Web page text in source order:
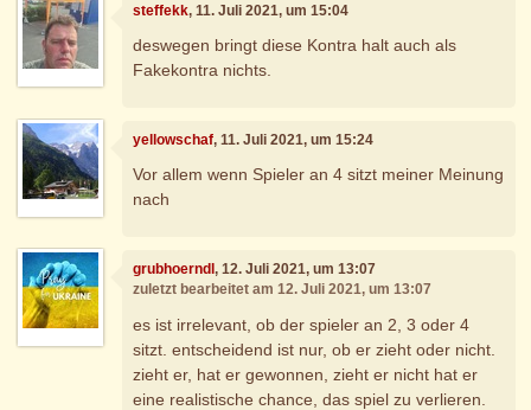
steffekk, 11. Juli 2021, um 15:04
deswegen bringt diese Kontra halt auch als
Fakekontra nichts.
yellowschaf, 11. Juli 2021, um 15:24
Vor allem wenn Spieler an 4 sitzt meiner Meinung
nach
grubhoerndl, 12. Juli 2021, um 13:07
zuletzt bearbeitet am 12. Juli 2021, um 13:07
es ist irrelevant, ob der spieler an 2, 3 oder 4
sitzt. entscheidend ist nur, ob er zieht oder nicht.
zieht er, hat er gewonnen, zieht er nicht hat er
eine realistische chance, das spiel zu verlieren.